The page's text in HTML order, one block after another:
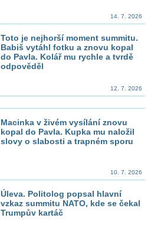
14. 7. 2026
Toto je nejhorší moment summitu.
Babiš vytáhl fotku a znovu kopal
do Pavla. Kolář mu rychle a tvrdě
odpověděl
12. 7. 2026
Macinka v živém vysílání znovu
kopal do Pavla. Kupka mu naložil
slovy o slabosti a trapném sporu
10. 7. 2026
Úleva. Politolog popsal hlavní
vzkaz summitu NATO, kde se čekal
Trumpův kartáč